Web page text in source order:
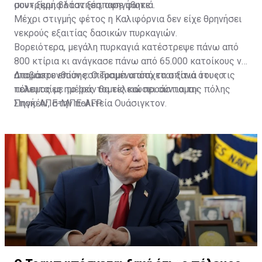
συντρίμμια όταν ξέσπασε φωτιά.
μου» ξερή βλάστηση, αφηγήθηκε.
Μέχρι στιγμής φέτος η Καλιφόρνια δεν είχε θρηνήσει
νεκρούς εξαιτίας δασικών πυρκαγιών.
Βορειότερα, μεγάλη πυρκαγιά κατέστρεψε πάνω από
800 κτίρια κι ανάγκασε πάνω από 65.000 κατοίκους να
απομακρυνθούν εσπευσμένα από τα σπίτια τους τις
τελευταίες ημέρες τομείς και προάστια της πόλης
Σποκέιν, στην πολιτεία Ουάσιγκτον.
Διαβάστε επίσης:Ο Τραμπ υπόσχεται ξανά ότι «ο
πόλεμος με το Ιράν θα τελειώσει σύντομα»
Πηγή: ΑΠΕ-ΜΠΕ-AFP